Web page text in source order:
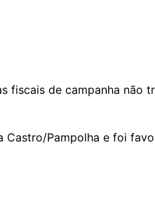
fiscais de campanha não
Pampolha e foi